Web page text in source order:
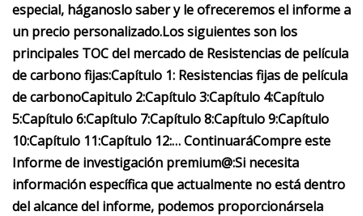
especial, háganoslo saber y le ofreceremos el informe a
un precio personalizado.Los siguientes son los
principales TOC del mercado de Resistencias de película
de carbono fijas:Capítulo 1: Resistencias fijas de película
de carbonoCapitulo 2:Capítulo 3:Capítulo 4:Capítulo
5:Capítulo 6:Capítulo 7:Capítulo 8:Capítulo 9:Capítulo
10:Capítulo 11:Capítulo 12:… ContinuaráCompre este
Informe de investigación premium@:Si necesita
información específica que actualmente no está dentro
del alcance del informe, podemos proporcionársela